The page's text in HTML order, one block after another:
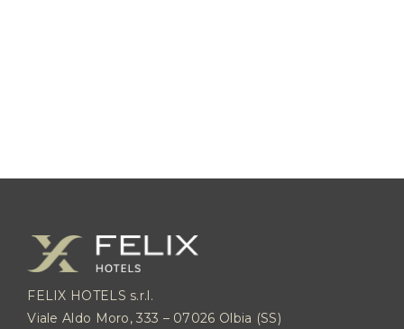
FELIX HOTELS s.r.l.
Viale Aldo Moro, 333 – 07026 Olbia (SS)